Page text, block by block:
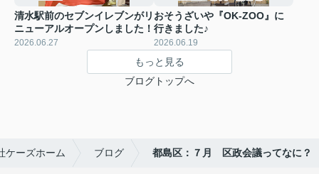
清水駅前のセブンイレブンがリ
ニューアルオープンしました！
2026.06.27
おそうざいや『OK-ZOO』に
行きました♪
2026.06.19
もっと見る
ブログトップへ
ケーズホーム ブログ 都島区：７月 区政会議ってなに？